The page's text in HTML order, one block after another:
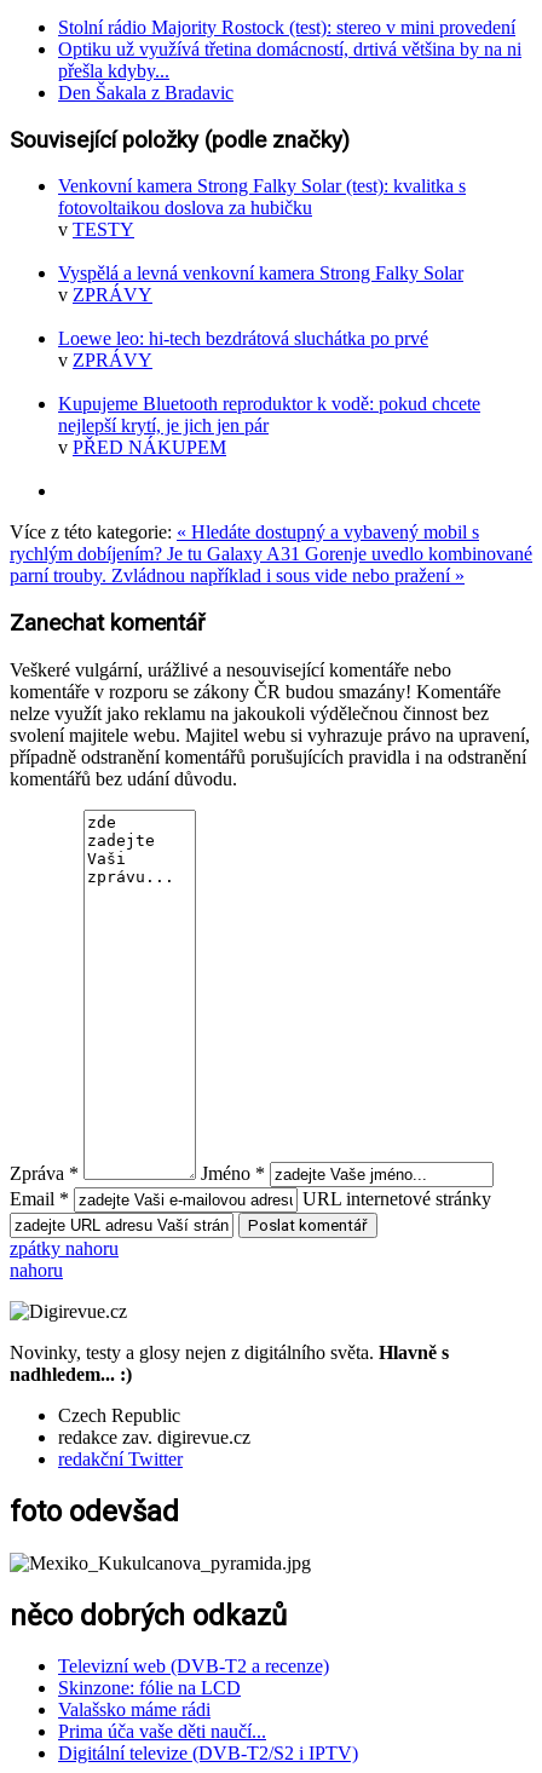
Stolní rádio Majority Rostock (test): stereo v mini provedení
Optiku už využívá třetina domácností, drtivá většina by na ni
přešla kdyby...
Den Šakala z Bradavic
Související položky (podle značky)
Venkovní kamera Strong Falky Solar (test): kvalitka s
fotovoltaikou doslova za hubičku
v TESTY
Vyspělá a levná venkovní kamera Strong Falky Solar
v ZPRÁVY
Loewe leo: hi-tech bezdrátová sluchátka po prvé
v ZPRÁVY
Kupujeme Bluetooth reproduktor k vodě: pokud chcete
nejlepší krytí, je jich jen pár
v PŘED NÁKUPEM
Více z této kategorie: « Hledáte dostupný a vybavený mobil s
rychlým dobíjením? Je tu Galaxy A31 Gorenje uvedlo kombinované
parní trouby. Zvládnou například i sous vide nebo pražení »
Zanechat komentář
Veškeré vulgární, urážlivé a nesouvisející komentáře nebo
komentáře v rozporu se zákony ČR budou smazány! Komentáře
nelze využít jako reklamu na jakoukoli výdělečnou činnost bez
svolení majitele webu. Majitel webu si vyhrazuje právo na upravení,
případně odstranění komentářů porušujících pravidla i na odstranění
komentářů bez udání důvodu.
Zpráva *
Jméno *
Email *
URL internetové stránky
zpátky nahoru
nahoru
Novinky, testy a glosy nejen z digitálního světa. Hlavně s
nadhledem... :)
Czech Republic
redakce zav. digirevue.cz
redakční Twitter
foto odevšad
něco dobrých odkazů
Televizní web (DVB-T2 a recenze)
Skinzone: fólie na LCD
Valašsko máme rádi
Prima úča vaše děti naučí...
Digitální televize (DVB-T2/S2 i IPTV)